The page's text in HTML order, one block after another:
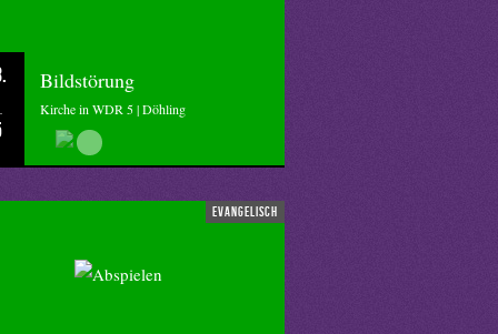
Bildstörung
Kirche in WDR 5 | Döhling
evangelisch